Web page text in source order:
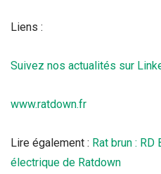
Liens :
Suivez nos actualités sur
www.ratdown.fr
Lire également : Rat brun :
électrique de Ratdown